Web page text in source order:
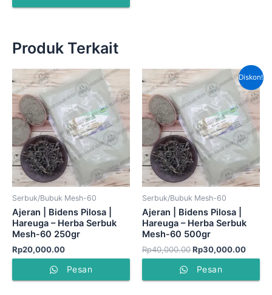
Produk Terkait
Serbuk/Bubuk Mesh-60
Ajeran | Bidens Pilosa |
Hareuga – Herba Serbuk
Mesh-60 250gr
Rp20,000.00
Pesan
Diskon!
Serbuk/Bubuk Mesh-60
Ajeran | Bidens Pilosa |
Hareuga – Herba Serbuk
Mesh-60 500gr
Rp40,000.00
Harga
aslinya
adalah:
Rp40,000.00.
Rp30,000.00
Harga
saat
ini
Pesan